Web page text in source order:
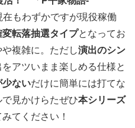
在もわずかですが現役稼働
変転落抽選タイプとなってお
複雑に。ただし演出のシン
アツいまま楽しめる仕様と
少ないだけに簡単には打てな
見かけらたぜひ本シリーズ
てください！